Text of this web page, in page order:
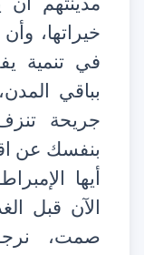
خيراتها،
في تنمية
بباقي
جريحة
بنفسك عن
أيها
الآن قبل
صمت،